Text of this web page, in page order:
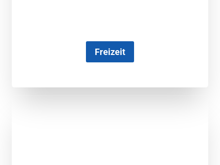
Freizeit